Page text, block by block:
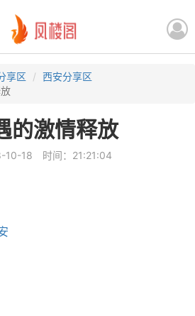
享区
西安分享区
的激情释放
10-18 时间：21:21:04